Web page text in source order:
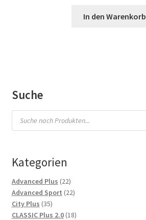
In den Warenkorb
Suche
Products
search
Kategorien
Advanced Plus 2222
Produkte
Advanced Sport 2222
City Plus 3535
Produkte
CLASSIC Plus 2.0 1818